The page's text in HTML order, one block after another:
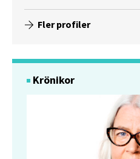
Fler profiler
Krönikor